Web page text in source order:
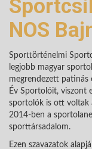
NOS
Sporttörténelmi
legjobb magyar
megrendezett patinás
Év Sportolóit, viszont
sportolók is ott voltak
2014-ben a
sporttársadalom.
Ezen szavazatok